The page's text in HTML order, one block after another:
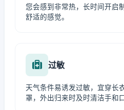
您会感到非常热，长时间开启
舒适的感觉。
过敏
天气条件易诱发过敏，宜穿长
罩，外出归来时及时清洁手和口